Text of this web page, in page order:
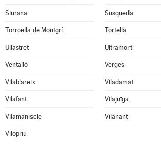
Siurana Susqueda
Torroella de Montgrí Tortellà
Ullastret Ultramort
Ventalló Verges
Vilablareix Viladamat
Vilafant Vilajuïga
Vilamaniscle Vilanant
Vilopriu